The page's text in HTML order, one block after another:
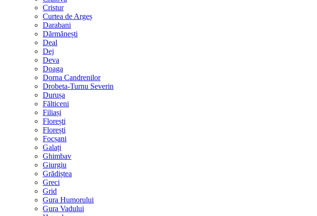
Cristur
Curtea de Argeș
Darabani
Dărmănești
Deal
Dej
Deva
Doaga
Dorna Candrenilor
Drobeta-Turnu Severin
Durușa
Fălticeni
Filiași
Florești
Florești
Focșani
Galați
Ghimbav
Giurgiu
Grădiștea
Greci
Grid
Gura Humorului
Gura Vadului